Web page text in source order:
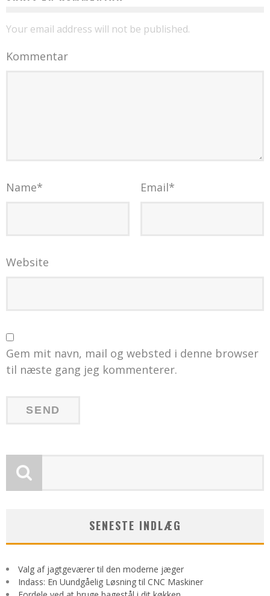
Your email address will not be published.
Kommentar
Name* Email*
Website
Gem mit navn, mail og websted i denne browser
til næste gang jeg kommenterer.
SENESTE INDLÆG
Valg af jagtgeværer til den moderne jæger
Indass: En Uundgåelig Løsning til CNC Maskiner